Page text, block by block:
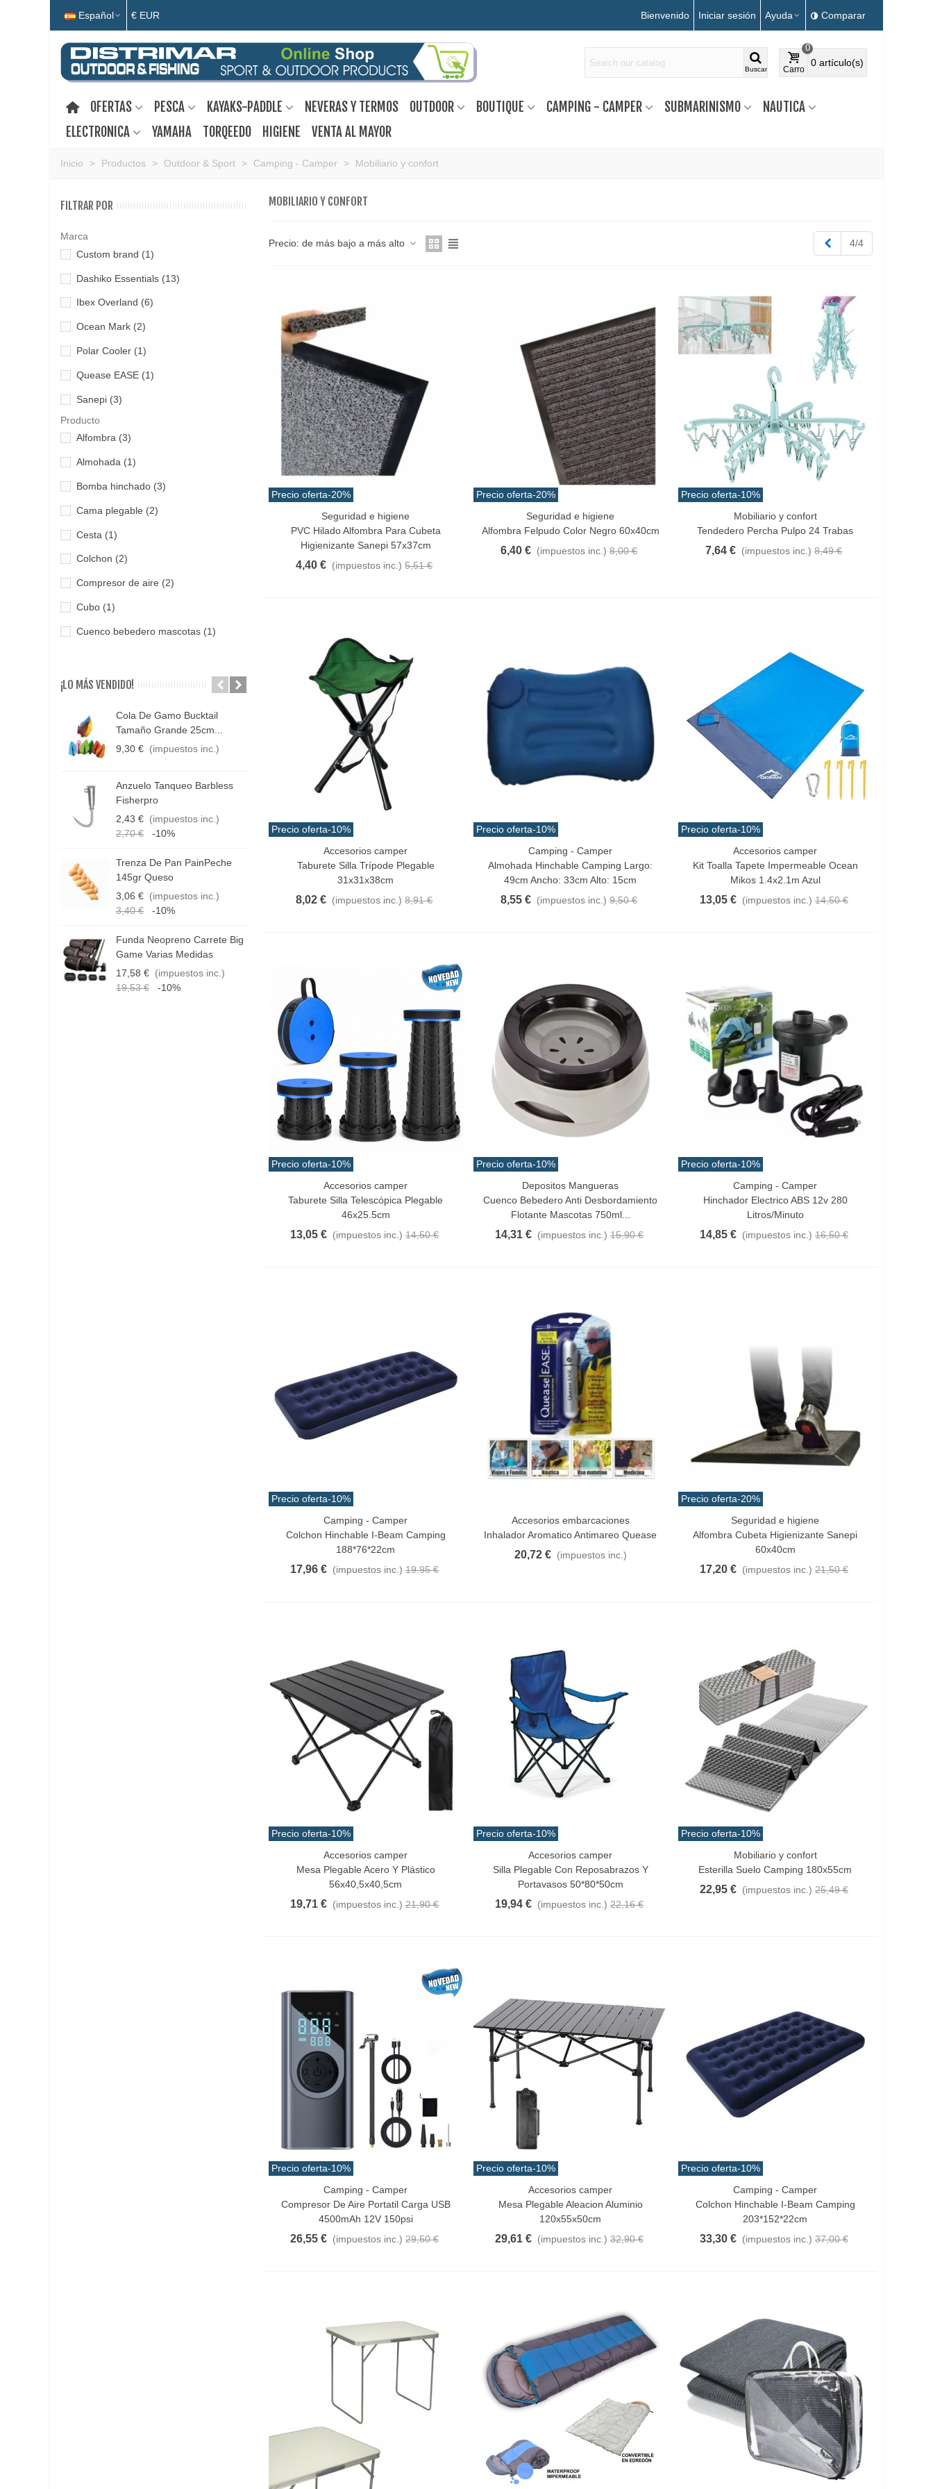
Español € EUR Bienvenido Iniciar sesión Ayuda Comparar
Buscar Carro
0
0 artículo(s)
OFERTAS PESCA KAYAKS-PADDLE NEVERAS Y TERMOS OUTDOOR BOUTIQUE CAMPING - CAMPER SUBMARINISMO
NAUTICA
ELECTRONICA
YAMAHA TORQEEDO HIGIENE VENTA AL MAYOR
Inicio > Productos > Outdoor & Sport > Camping - Camper > Mobiliario y confort
FILTRAR POR
Marca
Custom brand (1)
Dashiko Essentials (13)
Ibex Overland (6)
Ocean Mark (2)
Polar Cooler (1)
Quease EASE (1)
Sanepi (3)
Producto
Alfombra (3)
Almohada (1)
Bomba hinchado (3)
Cama plegable (2)
Cesta (1)
Colchon (2)
Compresor de aire (2)
Cubo (1)
Cuenco bebedero mascotas (1)
Fregadero(1)
Hinchador(3)
Inhalador(1)
Mesa
Mueble plegable(1)
Saco de dormir(1)
Silla(3)
Tapete (1)
Toalla(1)
¡LO MÁS VENDIDO!
Cola De Gamo Bucktail
Tamaño Grande 25cm...
9,30 € (impuestos inc.)
Anzuelo Tanqueo Barbless
Fisherpro
2,43 € (impuestos inc.)
2,70 €
-10%
Trenza De Pan PainPeche
145gr Queso
3,06 € (impuestos inc.)
3,40 €
-10%
Funda Neopreno Carrete Big
Game Varias Medidas
17,58 € (impuestos inc.)
19,53 €
-10%
Cangrejo Juyona Natural
Cocido Pack 30pcs Aprox.
(impuestos inc.)
11,47 €
-10%
Daiwa D Minnow 152mm
31.5gramos Colores Varios
11,25 € (impuestos inc.)
12,50 €
-10%
Hilo Guterman Torzal Seda
Real 10m Colores Varios
4,17 €
(impuestos inc.)
MOBILIARIO Y CONFORT
Precio: de más bajo a más alto Anterior
4/4
Precio oferta-20%
Añadir Al CarritoSeguridad e higiene
PVC Hilado Alfombra Para Cubeta
Higienizante Sanepi 57x37cm
4,40 € (impuestos inc.) 5,51 €
Precio oferta-20%
Añadir Al CarritoSeguridad e higiene
Alfombra Felpudo Color Negro 60x40cm
6,40 € (impuestos inc.) 8,00 €
Precio oferta-10%
Añadir Al CarritoMobiliario y confort
Tendedero Percha Pulpo 24 Trabas
7,64 € (impuestos inc.) 8,49 €
Precio oferta-10%
Añadir Al CarritoAccesorios camper
Taburete Silla Trípode Plegable
31x31x38cm
8,02 € (impuestos inc.) 8,91 €
Precio oferta-10%
Añadir Al CarritoCamping - Camper
Almohada Hinchable Camping Largo:
49cm Ancho: 33cm Alto: 15cm
8,55 € (impuestos inc.) 9,50 €
Precio oferta-10%
Añadir Al CarritoAccesorios camper
Kit Toalla Tapete Impermeable Ocean
Mikos 1.4x2.1m Azul
13,05 € (impuestos inc.) 14,50 €
Precio oferta-10%
Vista RápidaAccesorios camper
Taburete Silla Telescópica Plegable
46x25.5cm
13,05 € (impuestos inc.) 14,50 €
Precio oferta-10%
Añadir Al CarritoDepositos Mangueras
Cuenco Bebedero Anti Desbordamiento
Flotante Mascotas 750ml...
14,31 € (impuestos inc.) 15,90 €
Precio oferta-10%
Añadir Al CarritoCamping - Camper
Hinchador Electrico ABS 12v 280
Litros/minuto
14,85 € (impuestos inc.) 16,50 €
Precio oferta-10%
Añadir Al CarritoCamping - Camper
Colchon Hinchable I-Beam Camping
188*76*22cm
17,96 € (impuestos inc.) 19,95 €
Añadir Al Carrito
Accesorios embarcaciones
Inhalador Aromatico Antimareo Quease
20,72 € (impuestos inc.)
Precio oferta-20%
Añadir Al CarritoSeguridad e higiene
Alfombra Cubeta Higienizante Sanepi
60x40cm
17,20 € (impuestos inc.) 21,50 €
Precio oferta-10%
Añadir Al CarritoAccesorios camper
Mesa Plegable Acero Y Plástico
56x40,5x40,5cm
19,71 € (impuestos inc.) 21,90 €
Precio oferta-10%
Añadir Al CarritoAccesorios camper
Silla Plegable Con Reposabrazos Y
Portavasos 50*80*50cm
19,94 € (impuestos inc.) 22,16 €
Precio oferta-10%
Añadir Al CarritoMobiliario y confort
Esterilla Suelo Camping 180x55cm
22,95 € (impuestos inc.) 25,49 €
Precio oferta-10%
Vista RápidaCamping - Camper
Compresor De Aire Portatil Carga USB
4500mAh 12V 150psi
26,55 € (impuestos inc.) 29,50 €
Precio oferta-10%
Añadir Al CarritoAccesorios camper
Mesa Plegable Aleacion Aluminio
120x55x50cm
29,61 € (impuestos inc.) 32,90 €
Precio oferta-10%
Añadir Al CarritoCamping - Camper
Colchon Hinchable I-Beam Camping
203*152*22cm
33,30 € (impuestos inc.) 37,00 €